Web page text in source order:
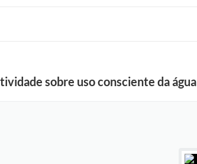
sobre uso consciente da água